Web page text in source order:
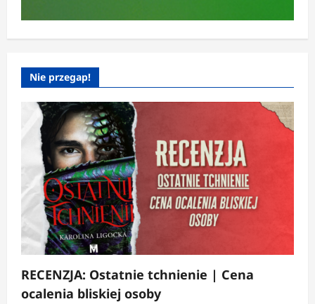
Nie przegap!
RECENZJA: Ostatnie tchnienie | Cena
ocalenia bliskiej osoby